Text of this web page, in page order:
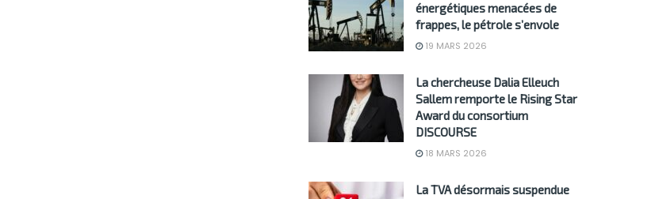
énergétiques menacées de
frappes, le pétrole s’envole
19 MARS 2026
La chercheuse Dalia Elleuch
Sallem remporte le Rising Star
Award du consortium
DISCOURSE
18 MARS 2026
La TVA désormais suspendue